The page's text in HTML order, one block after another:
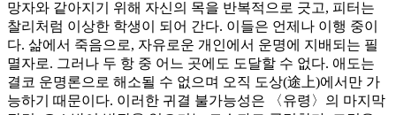
망자와 같아지기 위해 자신의 목을 반복적으로 긋고, 피터는
찰리처럼 이상한 학생이 되어 간다. 이들은 언제나 이행 중이
다. 삶에서 죽음으로, 자유로운 개인에서 운명에 지배되는 필
멸자로. 그러나 두 항 중 어느 곳에도 도달할 수 없다. 애도는
결코 운명론으로 해소될 수 없으며 오직 도상(途上)에서만 가
능하기 때문이다. 이러한 귀결 불가능성은 〈유령〉의 마지막